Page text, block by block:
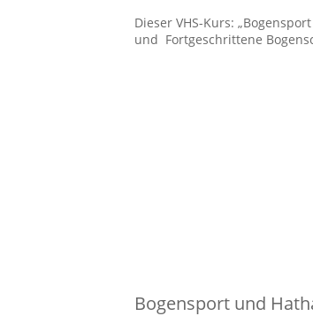
Dieser VHS-Kurs:
und Fortgeschrittene
Bogensport und